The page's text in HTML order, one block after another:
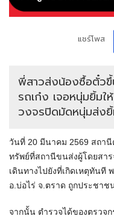
แชร์โพส
พี่สาวส่งน้องซื้อตั๋ว
รถเก๋ง เจอหนุ่มยิ้มใ
วงจรปิดมัดหนุ่มส่ง
วันที่ 20 มีนาคม 2569 สถานี
ทรัพย์ที่สถานีขนส่งผู้โดยสาร
เดินทางไปยังที่เกิดเหตุทันที
อ.บ่อไร่ จ.ตราด ถูกประชาช
จากนั้น ตำรวจได้ของตรวจ